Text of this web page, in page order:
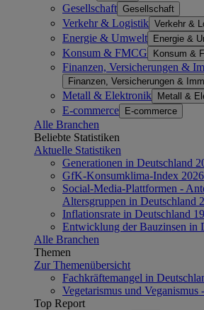
Gesellschaft Gesellschaft
Verkehr & Logistik Verkehr &
Energie & Umwelt Energie &
Konsum & FMCG Konsum &
Finanzen, Versicherungen &
Finanzen, Versicherungen &
Metall & Elektronik Metall &
E-commerce E-commerce
Alle Branchen
Beliebte Statistiken
Aktuelle Statistiken
Generationen in Deutschland
GfK-Konsumklima-Index 2026
Social-Media-Plattformen -
Altersgruppen in Deutschland
Inflationsrate in Deutschland
Entwicklung der Bauzinsen in
Alle Branchen
Themen
Zur Themenübersicht
Fachkräftemangel in
Vegetarismus und Veganismus
Top Report